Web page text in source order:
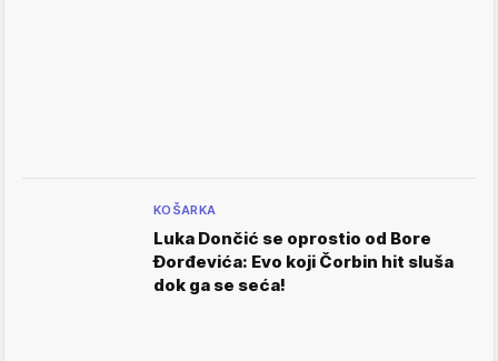
KOŠARKA
Luka Dončić se oprostio od Bore
Đorđevića: Evo koji Čorbin hit sluša
dok ga se seća!